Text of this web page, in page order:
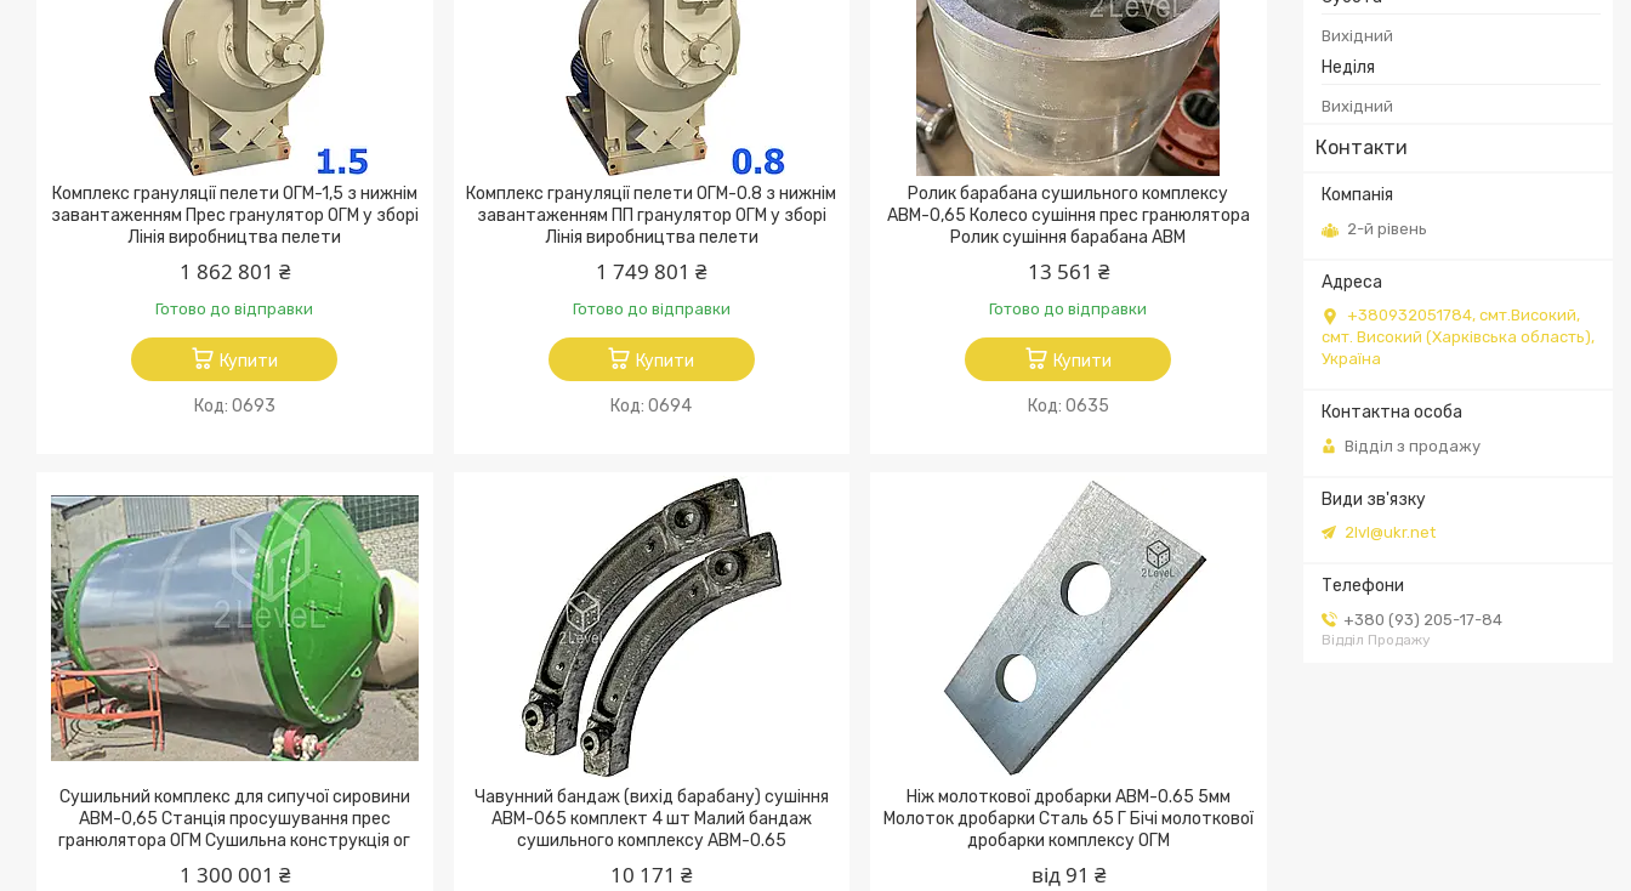
Вихідний
Неділя
Вихідний
Контакти
2-й рівень
+380932051784, смт.Високий,
смт. Високий (Харківська область),
Україна
Відділ з продажу
2lvl@ukr.net
+380 (93) 205-17-84
Відділ Продажу
Комплекс грануляції пелети ОГМ-1,5 з нижнім
завантаженням Прес гранулятор ОГМ у зборі
Лінія виробництва пелети
1 862 801 ₴
Готово до відправки
Купити
0693
Комплекс грануляції пелети ОГМ-0.8 з нижнім
завантаженням ПП гранулятор ОГМ у зборі
Лінія виробництва пелети
1 749 801 ₴
Готово до відправки
Купити
0694
Ролик барабана сушильного комплексу
АВМ-0,65 Колесо сушіння прес гранюлятора
Ролик сушіння барабана АВМ
13 561 ₴
Готово до відправки
Купити
0635
Сушильний комплекс для сипучої сировини
АВМ-0,65 Станція просушування прес
гранюлятора ОГМ Сушильна конструкція ог
1 300 001 ₴
Чавунний бандаж (вихід барабану) сушіння
АВМ-065 комплект 4 шт Малий бандаж
сушильного комплексу АВМ-0.65
10 171 ₴
Ніж молоткової дробарки АВМ-0.65 5мм
Молоток дробарки Сталь 65 Г Бічі молоткової
дробарки комплексу ОГМ
від 91 ₴